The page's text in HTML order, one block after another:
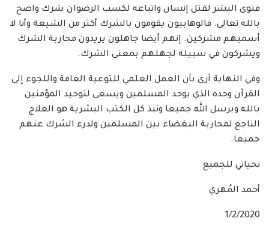
فتوى البشر لقتل إنسان واتباعه لكسب الرضوان شرك واضح
بالله تعالى. فالوهابيون يقومون بالشرك أكثر من الشيعة وأنا لا
أسميهم مشركين. إنهم أيضا جاهلون يريدون محاربة الشرك
ويشركون في سبيله لجهلهم بمعنى الشرك.
وفي النهاية أرى بأن العمل العلمي للتوعية العامة واللجوء إلى
القرآن وحده الذي يوحد المسلمين ويسعى لتوحيد المؤمنين
بالله وبرسل الله جميعا ونبذ كل الكتب البشرية هو العلاج
الناجع لمحاربة البغضاء بين المسلمين ولدرء الشرك عنهم
جميعا.
تحياتي للجميع
أحمد المُهري
1/2/2020